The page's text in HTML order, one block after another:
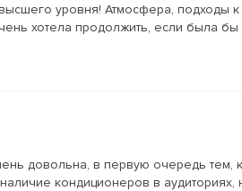
уровня! Атмосфера, подходы
хотела продолжить, если была
довольна, в первую очередь тем,
кондиционеров в аудиториях,